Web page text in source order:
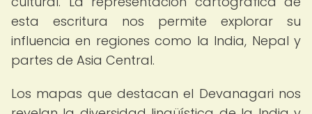
esta escritura nos permite explorar su
influencia en regiones como la India, Nepal y
partes de Asia Central.
Los mapas que destacan el Devanagari nos